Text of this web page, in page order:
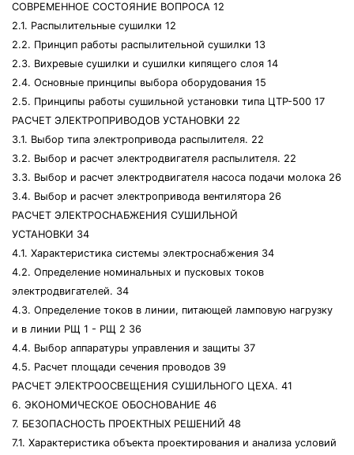
СОВРЕМЕННОЕ СОСТОЯНИЕ ВОПРОСА 12
2.1. Распылительные сушилки 12
2.2. Принцип работы распылительной сушилки 13
2.3. Вихревые сушилки и сушилки кипящего слоя 14
2.4. Основные принципы выбора оборудования 15
2.5. Принципы работы сушильной установки типа ЦТР-500 17
РАСЧЕТ ЭЛЕКТРОПРИВОДОВ УСТАНОВКИ 22
3.1. Выбор типа электропривода распылителя. 22
3.2. Выбор и расчет электродвигателя распылителя. 22
3.3. Выбор и расчет электродвигателя насоса подачи молока 26
3.4. Выбор и расчет электропривода вентилятора 26
РАСЧЕТ ЭЛЕКТРОСНАБЖЕНИЯ СУШИЛЬНОЙ
УСТАНОВКИ 34
4.1. Характеристика системы электроснабжения 34
4.2. Определение номинальных и пусковых токов
электродвигателей. 34
4.3. Определение токов в линии, питающей ламповую нагрузку
и в линии РЩ 1 - РЩ 2 36
4.4. Выбор аппаратуры управления и защиты 37
4.5. Расчет площади сечения проводов 39
РАСЧЕТ ЭЛЕКТРООСВЕЩЕНИЯ СУШИЛЬНОГО ЦЕХА. 41
6. ЭКОНОМИЧЕСКОЕ ОБОСНОВАНИЕ 46
7. БЕЗОПАСНОСТЬ ПРОЕКТНЫХ РЕШЕНИЙ 48
7.1. Характеристика объекта проектирования и анализа условий